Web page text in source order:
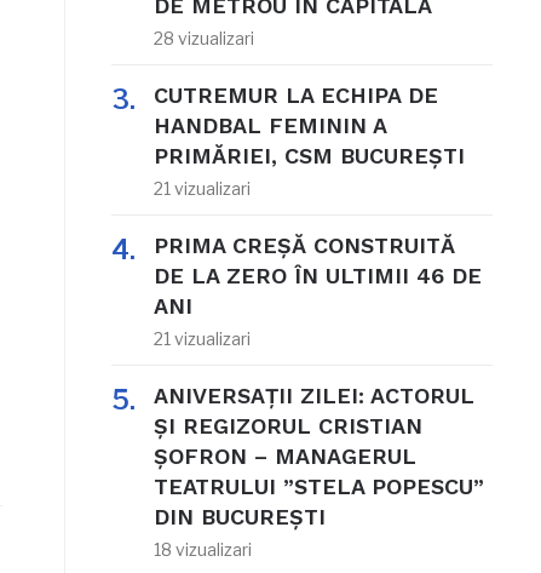
DE METROU ÎN CAPITALĂ
28 vizualizari
CUTREMUR LA ECHIPA DE
HANDBAL FEMININ A
PRIMĂRIEI, CSM BUCUREȘTI
21 vizualizari
PRIMA CREȘĂ CONSTRUITĂ
DE LA ZERO ÎN ULTIMII 46 DE
ANI
21 vizualizari
ANIVERSAȚII ZILEI: ACTORUL
ȘI REGIZORUL CRISTIAN
ȘOFRON – MANAGERUL
TEATRULUI ”STELA POPESCU”
DIN BUCUREȘTI
18 vizualizari